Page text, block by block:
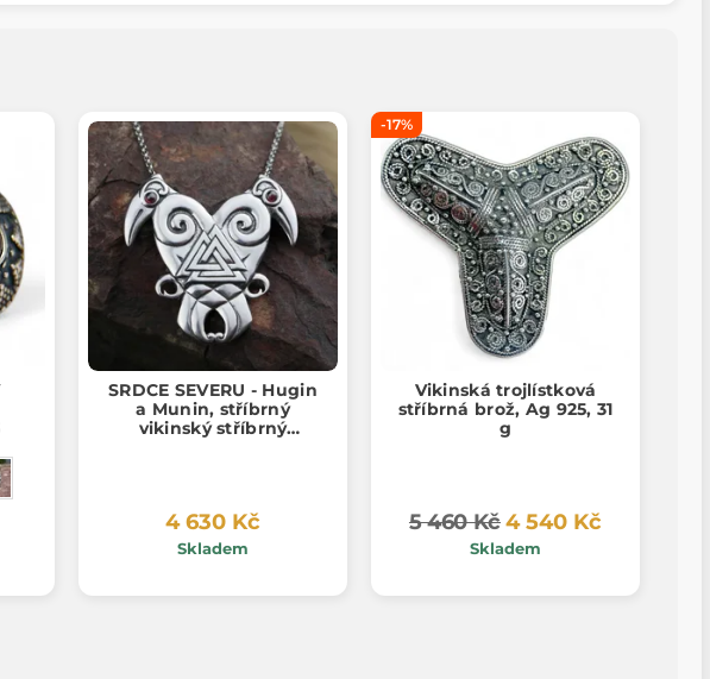
SRDCE SEVERU - Hugin
a Munin, stříbrný
vikinský stříbrný
4 630 Kč
Skladem
-17%
Vikinská trojlístková
stříbrná brož, Ag 925, 31
g
5 460 Kč4 540 Kč
Skladem